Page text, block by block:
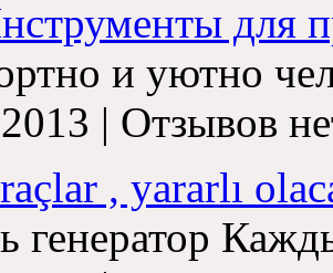
для
и уютно
| Отзывов
, yararlı
генератор